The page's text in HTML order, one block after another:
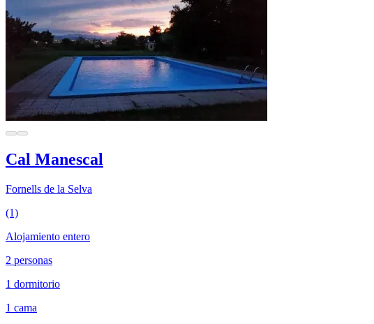
Cal Manescal
Fornells de la Selva
(1)
Alojamiento entero
2 personas
1 dormitorio
1 cama